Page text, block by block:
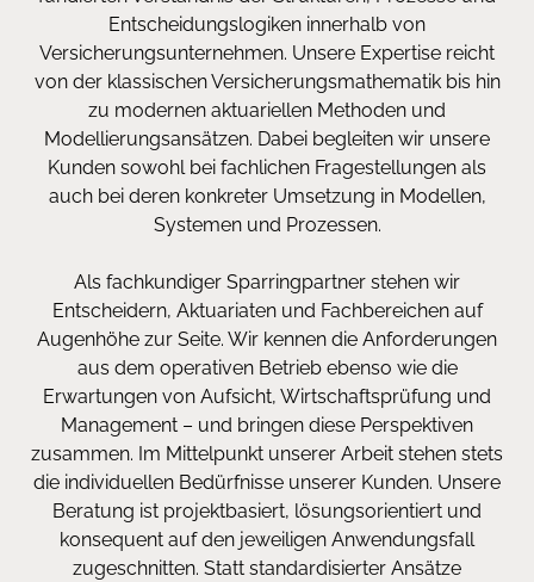
Entscheidungslogiken innerhalb von
Versicherungsunternehmen. Unsere Expertise reicht
von der klassischen Versicherungsmathematik bis hin
zu modernen aktuariellen Methoden und
Modellierungsansätzen. Dabei begleiten wir unsere
Kunden sowohl bei fachlichen Fragestellungen als
auch bei deren konkreter Umsetzung in Modellen,
Systemen und Prozessen.
Als fachkundiger Sparringpartner stehen wir
Entscheidern, Aktuariaten und Fachbereichen auf
Augenhöhe zur Seite. Wir kennen die Anforderungen
aus dem operativen Betrieb ebenso wie die
Erwartungen von Aufsicht, Wirtschaftsprüfung und
Management – und bringen diese Perspektiven
zusammen. Im Mittelpunkt unserer Arbeit stehen stets
die individuellen Bedürfnisse unserer Kunden. Unsere
Beratung ist projektbasiert, lösungsorientiert und
konsequent auf den jeweiligen Anwendungsfall
zugeschnitten. Statt standardisierter Ansätze